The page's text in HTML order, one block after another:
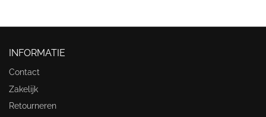
INFORMATIE
Contact
Zakelijk
Retourneren